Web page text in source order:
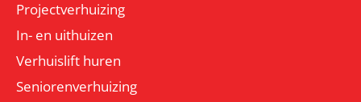
Projectverhuizing
In- en uithuizen
Verhuislift huren
Seniorenverhuizing